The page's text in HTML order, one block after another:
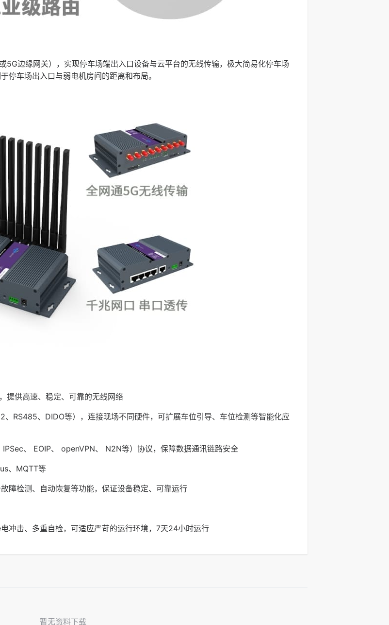
5G边缘网关），实现停车场端出入口设备与云平台的无线传输，极大简易化停车场
停车场出入口与弱电机房间的距离和布局。
提供高速、稳定、可靠的无线网络
RS485、DIDO等），连接现场不同硬件，可扩展车位引导、车位检测等智能化应
、 EOIP、 openVPN、 N2N等）协议，保障数据通讯链路安全
、MQTT等
障检测、自动恢复等功能，保证设备稳定、可靠运行
冲击、多重自检，可适应严苛的运行环境，7天24小时运行
暂无资料下载